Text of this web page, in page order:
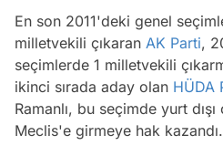
En son 2011'deki genel
milletvekili çıkaran AK Parti,
seçimlerde 1 milletvekili
ikinci sırada aday olan HÜDA
Ramanlı, bu seçimde yurt
Meclis'e girmeye hak kazandı.